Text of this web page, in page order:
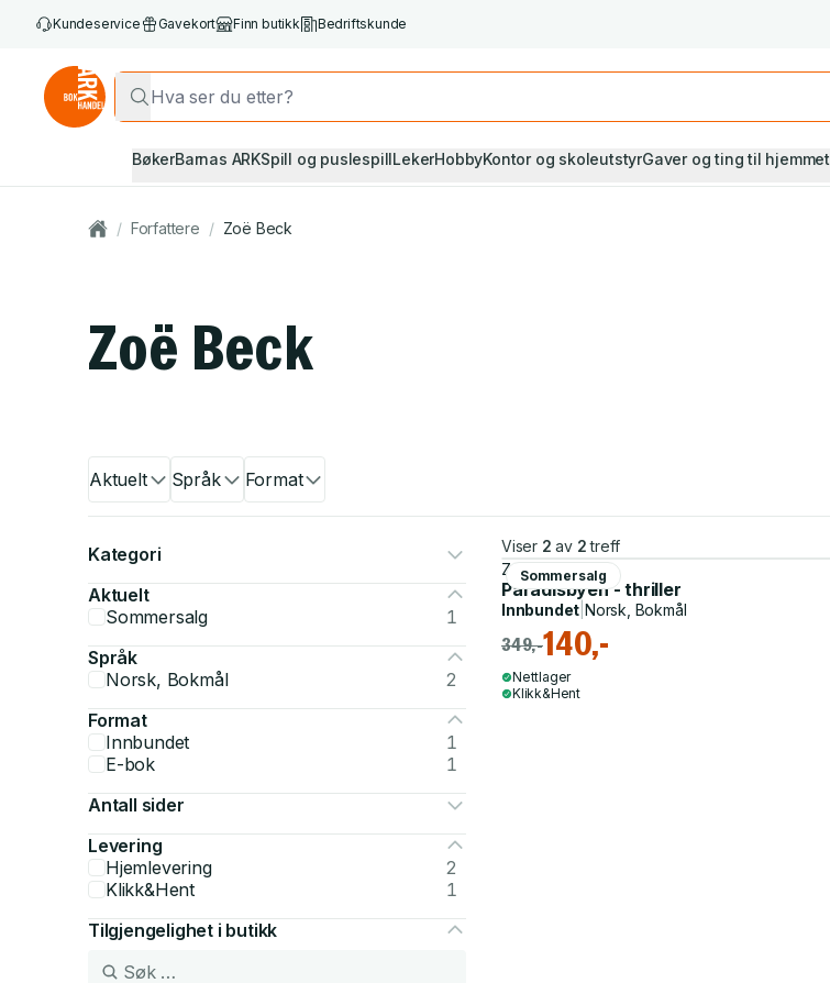
Kundeservice Gavekort Finn butikk Bedriftskunde
BøkerBarnas ARKSpill og puslespillLekerHobbyKontor og skoleutstyrGaver og ting til hjemmet
/ Forfattere / Zoë Beck
Zoë Beck
Aktuelt Språk Format
Kategori
Aktuelt
Sommersalg
1
Språk
Norsk, Bokmål
2
Format
Innbundet
1
E-bok
1
Antall sider
Levering
Hjemlevering
2
Klikk&Hent
1
Tilgjengelighet i butikk
Viser 2 av 2 treff
Sommersalg
Zoë Beck
Paradisbyen - thriller
Innbundet |Norsk, Bokmål
349,-140,-
Nettlager
Klikk&Hent